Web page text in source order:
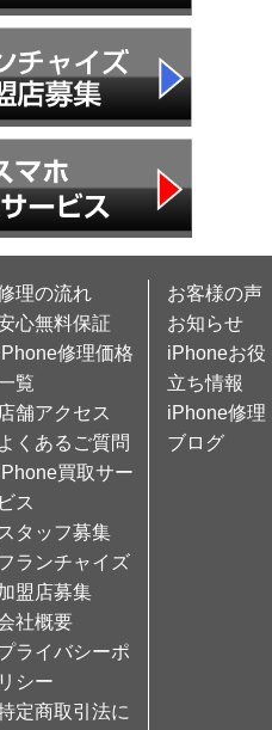
理の流れ
心無料保証
修理価格
覧
店舗アクセス
よくあるご質問
買取サー
ビス
スタッフ募集
ランチャイズ
盟店募集
社概要
ライバシーポ
リシー
定商取引法に
お客様の声
お知らせ
iPhoneお役
立ち情報
iPhone修理
ブログ